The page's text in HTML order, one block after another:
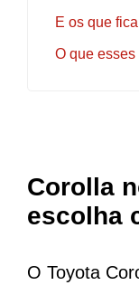
E os que
O que
Corolla
escolha
O Toyota